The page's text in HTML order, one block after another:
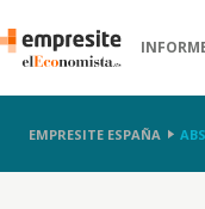
EMPRESITE ESPAÑA